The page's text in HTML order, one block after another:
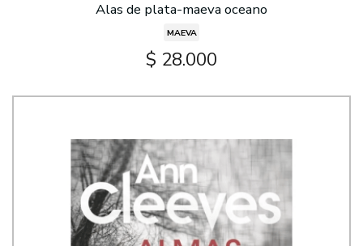
Alas de plata-maeva oceano
MAEVA
$ 28.000